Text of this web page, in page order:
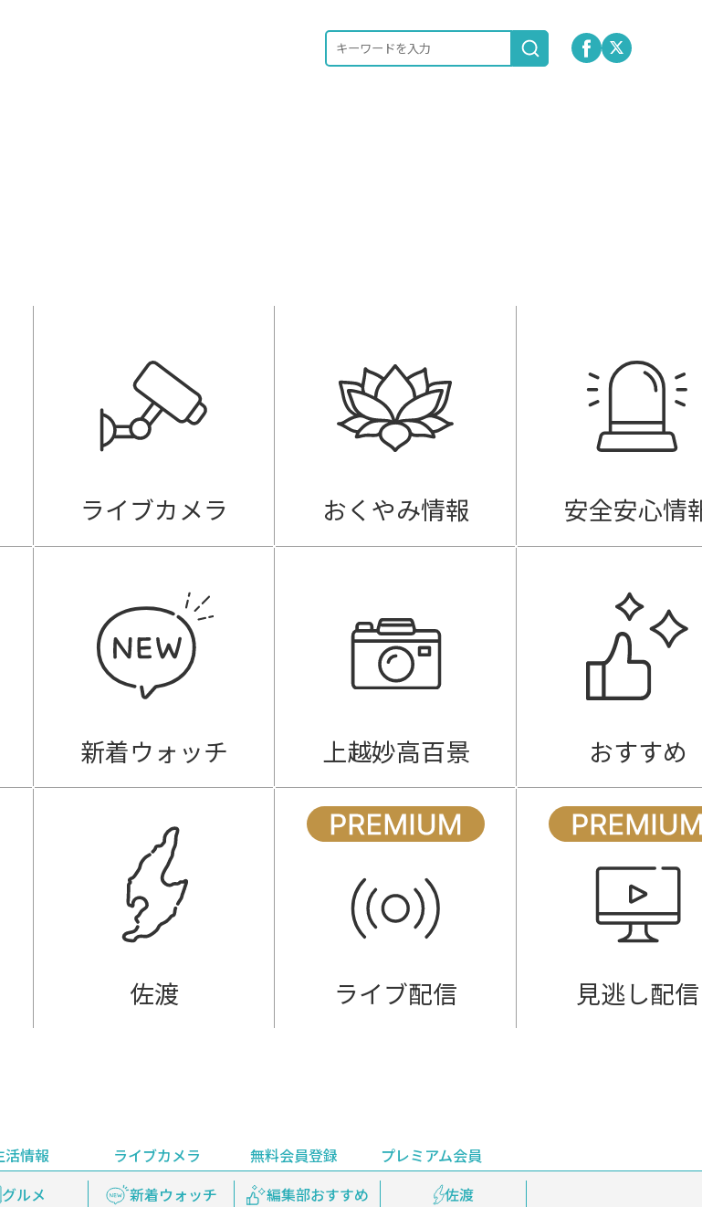
ライブカメラ おくやみ情報 安全安心情
新着ウォッチ 上越妙高百景 おすすめ
佐渡 ライブ配信 見逃し配信
グルメ 新着ウォッチ 編集部おすすめ 佐渡
活情報
天気 上越妙高百景 鉄道情報
ライブカメラ 無料会員登録
プレミアム会員
見逃し配信 プレミアム会員登録